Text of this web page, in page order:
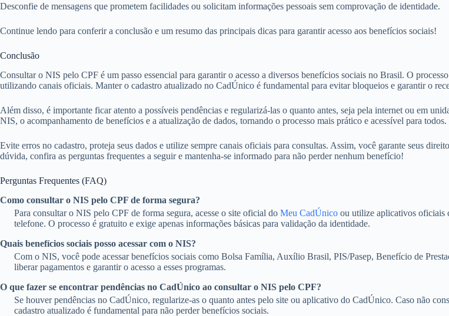
Desconfie de mensagens que prometem facilidades ou solicitam informações pessoais sem comprovação de identidade.
Continue lendo para conferir a conclusão e um resumo das principais dicas para garantir acesso aos benefícios sociais!
Conclusão
Consultar o NIS pelo CPF é um passo essencial para garantir o acesso a diversos benefícios sociais no Brasil. O
utilizando canais oficiais. Manter o cadastro atualizado no CadÚnico é fundamental para evitar bloqueios e garantir o
Além disso, é importante ficar atento a possíveis pendências e regularizá-las o quanto antes, seja pela internet ou em
NIS, o acompanhamento de benefícios e a atualização de dados, tornando o processo mais prático e acessível para todos.
Evite erros no cadastro, proteja seus dados e utilize sempre canais oficiais para consultas. Assim, você garante seus
dúvida, confira as perguntas frequentes a seguir e mantenha-se informado para não perder nenhum benefício!
Perguntas Frequentes (FAQ)
Como consultar o NIS pelo CPF de forma segura?
Para consultar o NIS pelo CPF de forma segura, acesse o site oficial do Meu CadÚnico ou utilize aplicativos oficiais
telefone. O processo é gratuito e exige apenas informações básicas para validação da identidade.
Quais benefícios sociais posso acessar com o NIS?
Com o NIS, você pode acessar benefícios sociais como Bolsa Família, Auxílio Brasil, PIS/Pasep, Benefício de
liberar pagamentos e garantir o acesso a esses programas.
O que fazer se encontrar pendências no CadÚnico ao consultar o NIS pelo CPF?
Se houver pendências no CadÚnico, regularize-as o quanto antes pelo site ou aplicativo do CadÚnico. Caso não
cadastro atualizado é fundamental para não perder benefícios sociais.